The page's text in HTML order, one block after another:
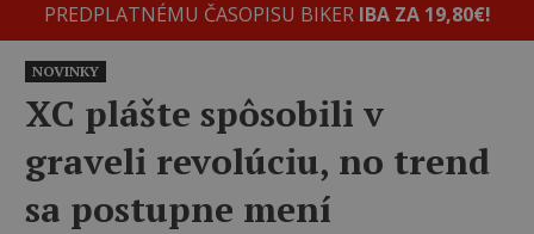
PREDPLATNÉMU ČASOPISU BIKER IBA ZA 19,80€!
NOVINKY
XC plášte spôsobili v
graveli revolúciu, no trend
sa postupne mení